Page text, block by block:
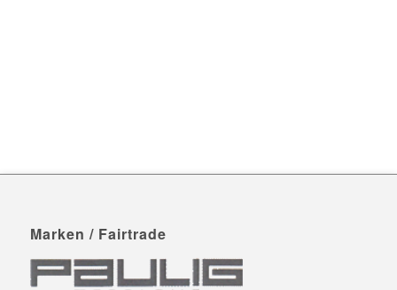
Marken / Fairtrade